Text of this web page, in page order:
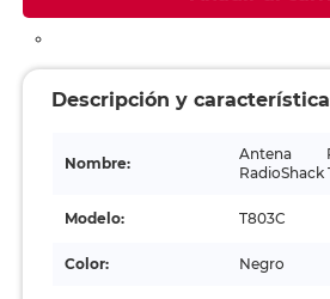
Descripción y
Nombre:
Antena
RadioShack
Modelo: T803C
Color: Negro